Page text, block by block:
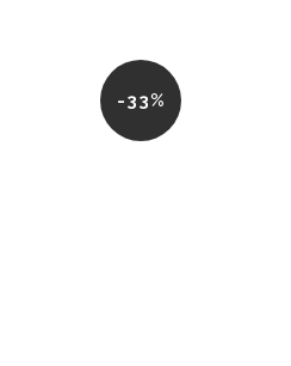
-33%